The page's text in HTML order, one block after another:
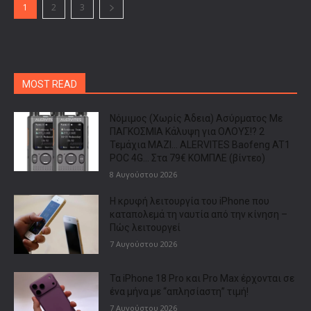
1 2 3
MOST READ
Νόμιμος (Χωρίς Άδεια) Ασύρματος Με
ΠΑΓΚΟΣΜΙΑ Κάλυψη για ΟΛΟΥΣ!? 2
Τεμάχια ΜΑΖΙ… ALERVITES Baofeng AT1
POC 4G… Στα 79€ ΚΟΜΠΛΕ (βίντεο)
8 Αυγούστου 2026
Η κρυφή λειτουργία του iPhone που
καταπολεμά τη ναυτία από την κίνηση –
Πώς λειτουργεί
7 Αυγούστου 2026
Τα iPhone 18 Pro και Pro Max έρχονται σε
ένα μήνα με “απλησίαστη” τιμή!
7 Αυγούστου 2026